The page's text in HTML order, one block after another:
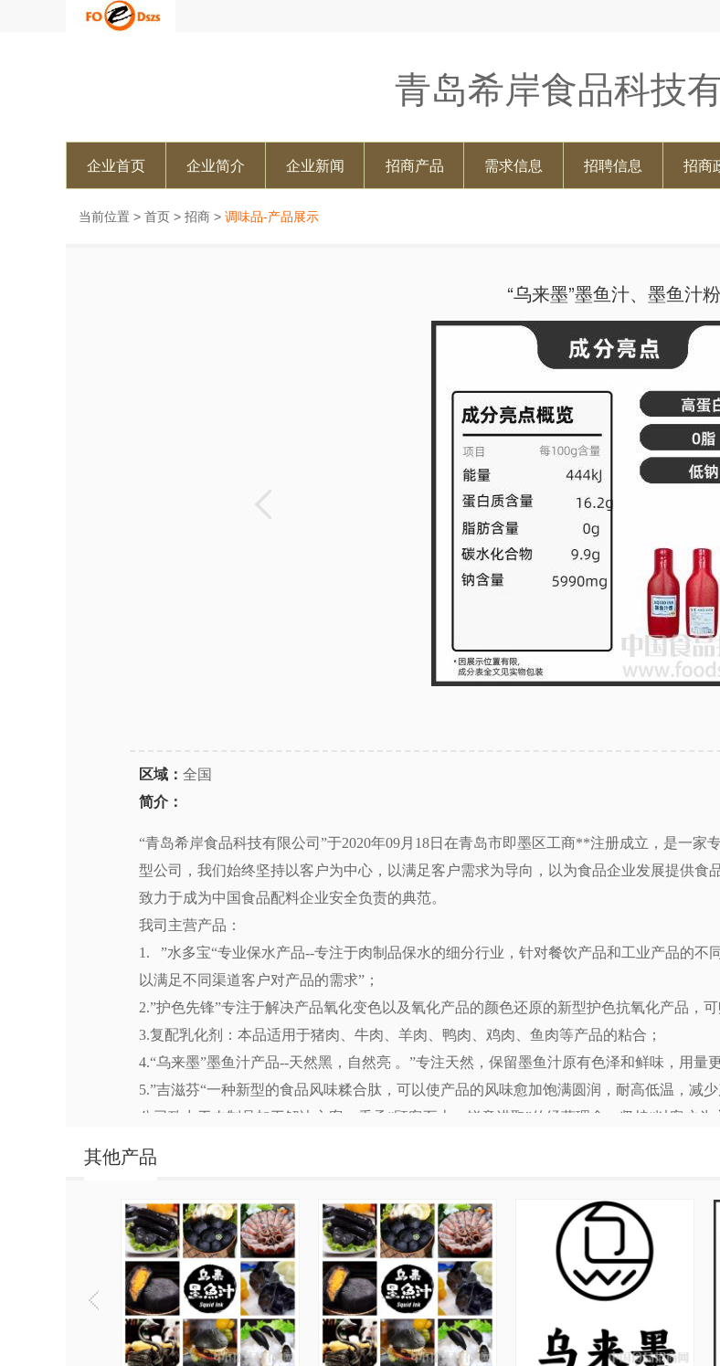
青岛希岸食品科技
企业首页 企业简介 企业新闻 招商产品 需求信息 招聘信息 招商
当前位置 > 首页 > 招商 > 调味品-产品展示
“乌来墨”墨鱼汁、墨鱼汁粉
区域： 全国
简介：
“青岛希岸食品科技有限公司”于2020年09月18日在青岛市即墨区工商**注册成立，是一
型公司，我们始终坚持以客户为中心，以满足客户需求为导向，以为食品企业发展提供食
致力于成为中国食品配料企业安全负责的典范。
我司主营产品：
1. ”水多宝“专业保水产品--专注于肉制品保水的细分行业，针对餐饮产品和工业产品的不
以满足不同渠道客户对产品的需求”；
2.”护色先锋”专注于解决产品氧化变色以及氧化产品的颜色还原的新型护色抗氧化产品，
3.复配乳化剂：本品适用于猪肉、牛肉、羊肉、鸭肉、鸡肉、鱼肉等产品的粘合；
4.“乌来墨”墨鱼汁产品--天然黑，自然亮 。”专注天然，保留墨鱼汁原有色泽和鲜味，用量
5.”吉滋芬“一种新型的食品风味糅合肽，可以使产品的风味愈加饱满圆润，耐高低温，减
公司致力于肉制品加工解决方案，秉承“顾客至上，锐意进取”的经营理念，坚持“以客户
其他产品